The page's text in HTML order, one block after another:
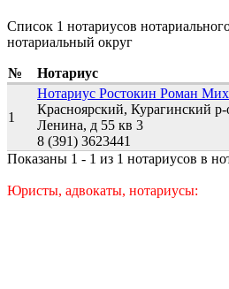
Список 1 нотариусов
нотариальный округ
№ Нотариус
1
Нотариус Ростокин Роман
Красноярский, Курагинский
Ленина, д 55 кв 3
8 (391) 3623441
Показаны 1 - 1 из 1 нотариусов в
Юристы, адвокаты, нотариусы: